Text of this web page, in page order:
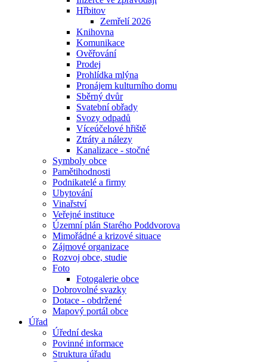
Hřbitov
Zemřelí 2026
Knihovna
Komunikace
Ověřování
Prodej
Prohlídka mlýna
Pronájem kulturního domu
Sběrný dvůr
Svatební obřady
Svozy odpadů
Víceúčelové hřiště
Ztráty a nálezy
Kanalizace - stočné
Symboly obce
Pamětihodnosti
Podnikatelé a firmy
Ubytování
Vinařství
Veřejné instituce
Územní plán Starého Poddvorova
Mimořádné a krizové situace
Zájmové organizace
Rozvoj obce, studie
Foto
Fotogalerie obce
Dobrovolné svazky
Dotace - obdržené
Mapový portál obce
Úřad
Úřední deska
Povinné informace
Struktura úřadu